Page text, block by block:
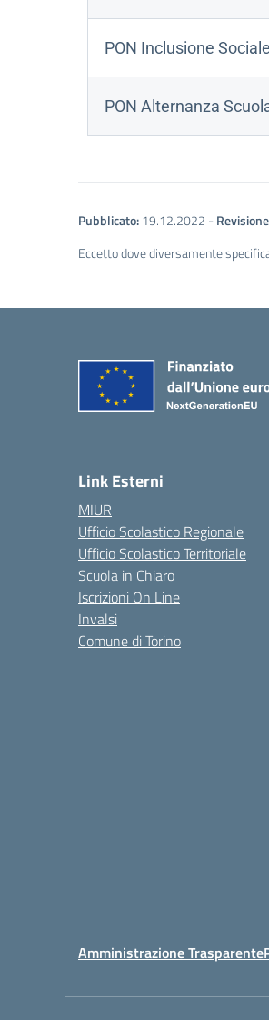
PON Inclusione Sociale
PON Alternanza
Pubblicato:19.12.2022 -
Eccetto dove diversamente
Link Esterni
MIUR
Ufficio Scolastico Regionale
Ufficio Scolastico Territoriale
Scuola in Chiaro
Iscrizioni On Line
Invalsi
Comune di Torino
Amministrazione Trasparente